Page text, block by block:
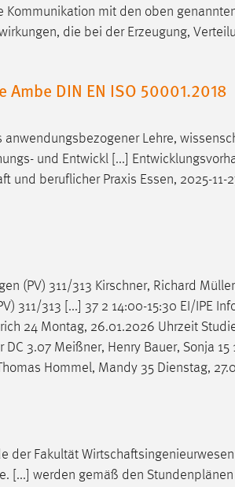
mit den oben
die bei der Erzeugung,
DIN EN ISO 50001.2018
Lehre,
und Entwickl [...]
und beruflicher Praxis Essen, 2025-11-
(PV) 311/313 Kirschner, Richard
311/313 [...] 37 2 14:00-15:30 EI/IPE
24 Montag, 26.01.2026 Uhrzeit
3.07 Meißner, Henry Bauer, Sonja 15
Hommel, Mandy 35 Dienstag,
der Fakultät Wirtschaftsingenieurwesen
[...] werden gemäß den